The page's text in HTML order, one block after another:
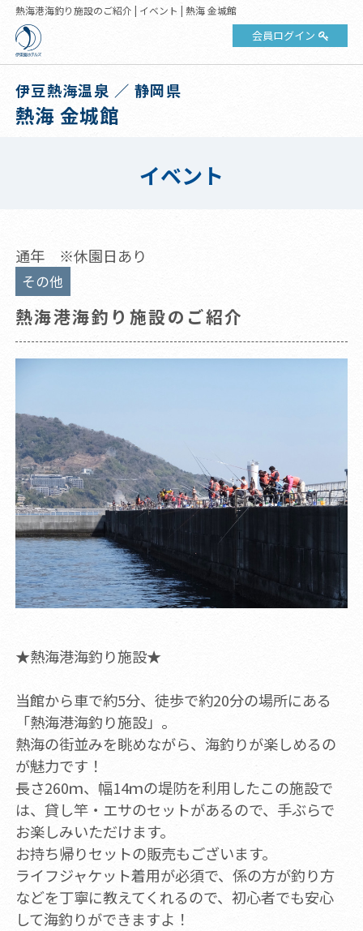
熱海港海釣り施設のご紹介 | イベント | 熱海 金城館
会員ログイン
伊豆熱海温泉 ／ 静岡県
熱海 金城館
イベント
通年 ※休園日あり
その他
熱海港海釣り施設のご紹介
★熱海港海釣り施設★
当館から車で約5分、徒歩で約20分の場所にある
「熱海港海釣り施設」。
熱海の街並みを眺めながら、海釣りが楽しめるの
が魅力です！
長さ260ｍ、幅14ｍの堤防を利用したこの施設で
は、貸し竿・エサのセットがあるので、手ぶらで
お楽しみいただけます。
お持ち帰りセットの販売もございます。
ライフジャケット着用が必須で、係の方が釣り方
などを丁寧に教えてくれるので、初心者でも安心
して海釣りができますよ！